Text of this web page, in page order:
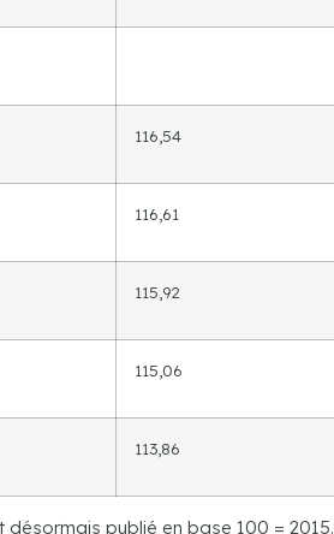
116,54
116,61
115,92
115,06
113,86
désormais publié en base 100 = 2015.